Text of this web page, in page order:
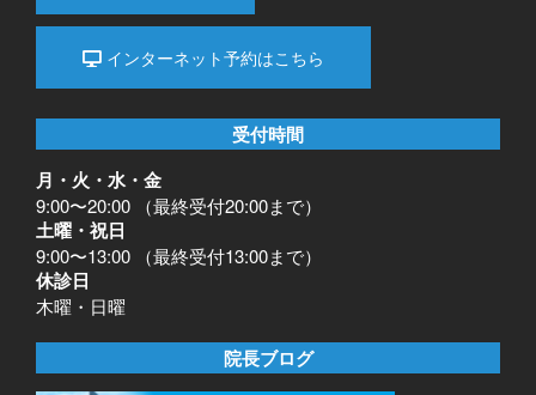
インターネット予約はこちら
受付時間
月・火・水・金
9:00〜20:00 （最終受付20:00まで）
土曜・祝日
9:00〜13:00 （最終受付13:00まで）
休診日
木曜・日曜
院長ブログ